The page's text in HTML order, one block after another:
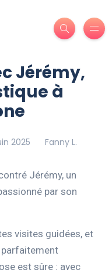
Jérémy,
à
2025 Fanny L.
Jérémy, un
par son
visites guidées, et
est sûre : avec